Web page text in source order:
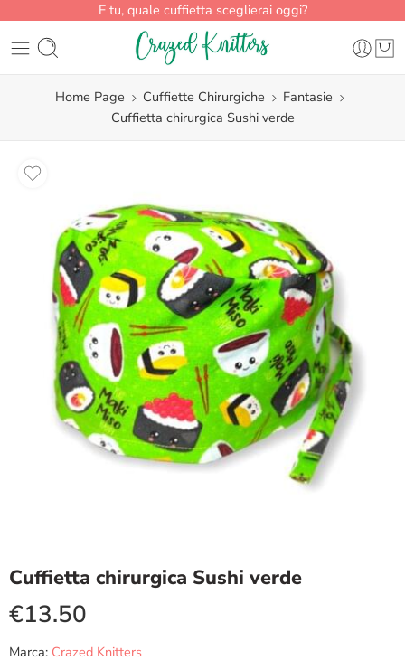
E tu, quale cuffietta sceglierai oggi?
Home Page Cuffiette Chirurgiche
Fantasie
Cuffietta chirurgica Sushi verde
Cuffietta chirurgica Sushi verde
€13.50
Marca: Crazed Knitters